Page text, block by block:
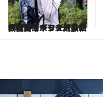
2026.4.4
機能的なバックパックや軽量キャンプ用品がハイカーから人気 「パーゴワークス」社員が愛用ギアを一挙紹介！